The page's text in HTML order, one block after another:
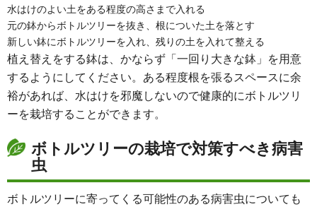
水はけのよい土をある程度の高さまで入れる
元の鉢からボトルツリーを抜き、根についた土を落とす
新しい鉢にボトルツリーを入れ、残りの土を入れて整える
植え替えをする鉢は、かならず「一回り大きな鉢」を用意
するようにしてください。ある程度根を張るスペースに余
裕があれば、水はけを邪魔しないので健康的にボトルツリ
ーを栽培することができます。
ボトルツリーの栽培で対策すべき病害
虫
ボトルツリーに寄ってくる可能性のある病害虫についても